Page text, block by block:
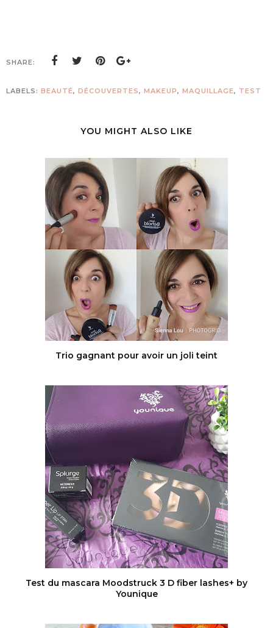
SHARE:
LABELS: BEAUTÉ, DÉCOUVERTES, MAKEUP, MAQUILLAGE, TEST
YOU MIGHT ALSO LIKE
Trio gagnant pour avoir un joli teint
Test du mascara Moodstruck 3 D fiber lashes+ by
Younique